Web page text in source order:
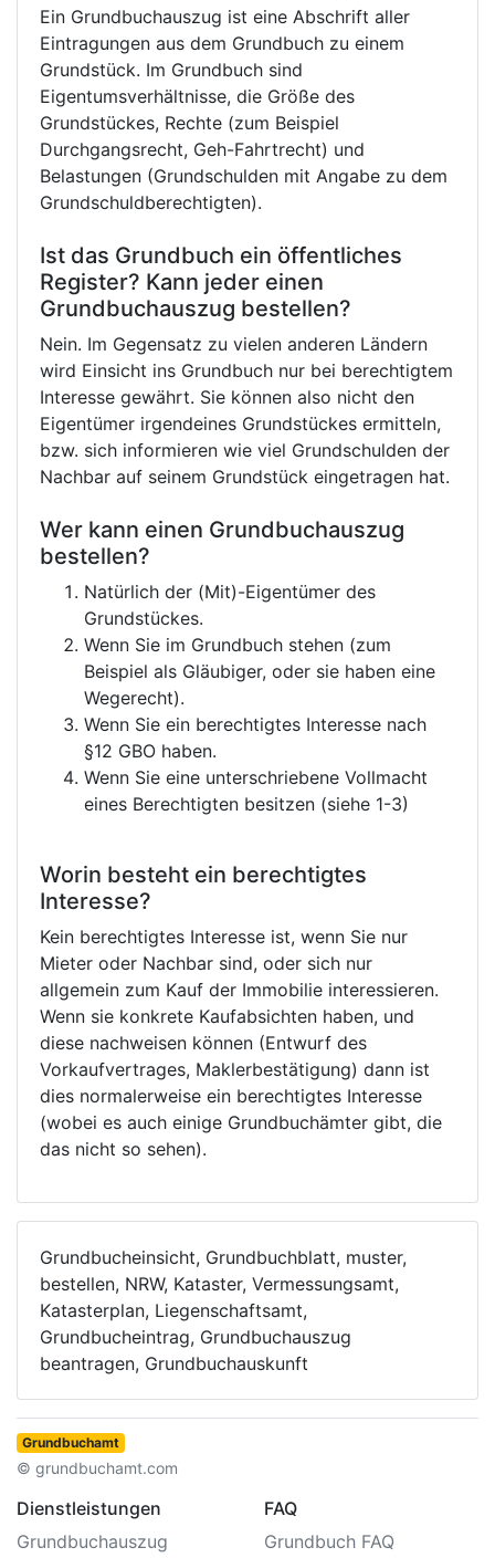
Ein Grundbuchauszug ist eine Abschrift aller
Eintragungen aus dem Grundbuch zu einem
Grundstück. Im Grundbuch sind
Eigentumsverhältnisse, die Größe des
Grundstückes, Rechte (zum Beispiel
Durchgangsrecht, Geh-Fahrtrecht) und
Belastungen (Grundschulden mit Angabe zu dem
Grundschuldberechtigten).
Ist das Grundbuch ein öffentliches
Register? Kann jeder einen
Grundbuchauszug bestellen?
Nein. Im Gegensatz zu vielen anderen Ländern
wird Einsicht ins Grundbuch nur bei berechtigtem
Interesse gewährt. Sie können also nicht den
Eigentümer irgendeines Grundstückes ermitteln,
bzw. sich informieren wie viel Grundschulden der
Nachbar auf seinem Grundstück eingetragen hat.
Wer kann einen Grundbuchauszug
bestellen?
Natürlich der (Mit)-Eigentümer des
Grundstückes.
Wenn Sie im Grundbuch stehen (zum
Beispiel als Gläubiger, oder sie haben eine
Wegerecht).
Wenn Sie ein berechtigtes Interesse nach
§12 GBO haben.
Wenn Sie eine unterschriebene Vollmacht
eines Berechtigten besitzen (siehe 1-3)
Worin besteht ein berechtigtes
Interesse?
Kein berechtigtes Interesse ist, wenn Sie nur
Mieter oder Nachbar sind, oder sich nur
allgemein zum Kauf der Immobilie interessieren.
Wenn sie konkrete Kaufabsichten haben, und
diese nachweisen können (Entwurf des
Vorkaufvertrages, Maklerbestätigung) dann ist
dies normalerweise ein berechtigtes Interesse
(wobei es auch einige Grundbuchämter gibt, die
das nicht so sehen).
Grundbucheinsicht, Grundbuchblatt, muster,
bestellen, NRW, Kataster, Vermessungsamt,
Katasterplan, Liegenschaftsamt,
Grundbucheintrag, Grundbuchauszug
beantragen, Grundbuchauskunft
Grundbuchamt
© grundbuchamt.com
Dienstleistungen
Grundbuchauszug
FAQ
Grundbuch FAQ